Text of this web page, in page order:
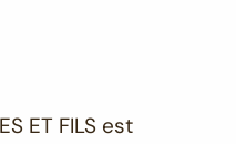
ET FILS est